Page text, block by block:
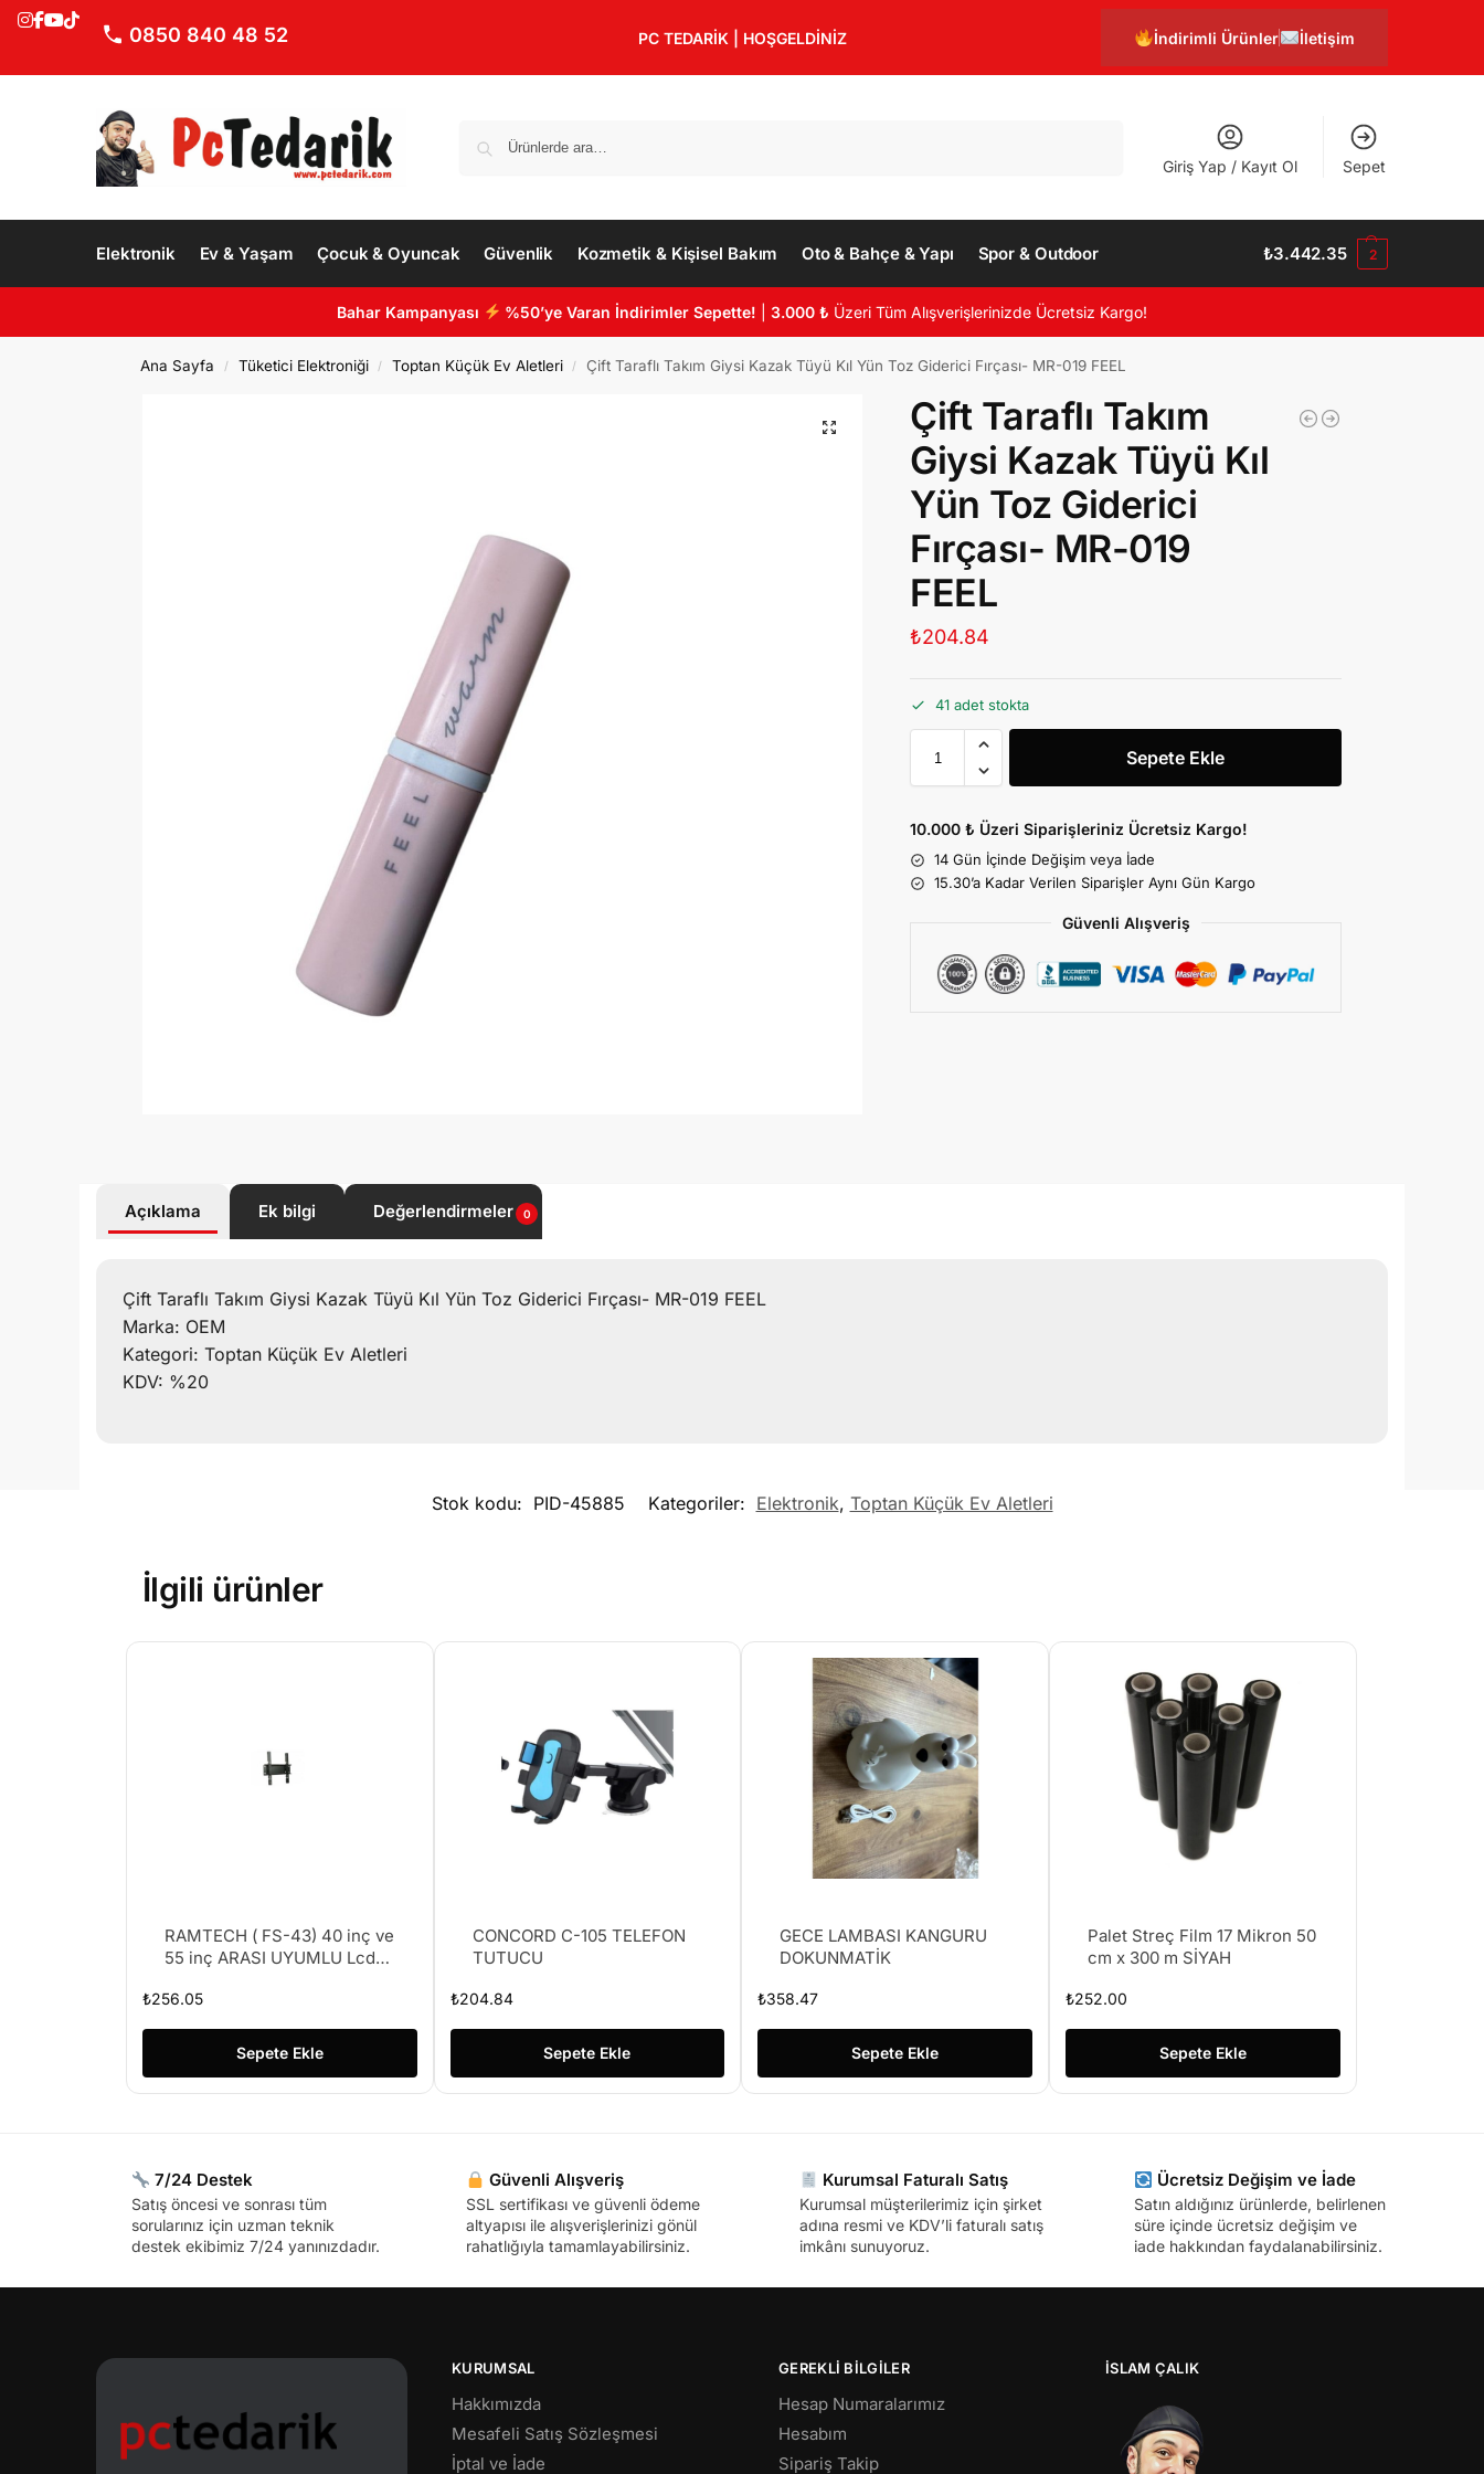
0850 840 48 52 PC TEDARİK | HOŞGELDİNİZ İndirimli Ürünler İletişim
Giriş Yap / Kayıt Ol Sepet
Elektronik Ev & Yaşam Çocuk & Oyuncak Güvenlik Kozmetik & Kişisel Bakım Oto & Bahçe & Yapı Spor & Outdoor ₺3.442.35 2
Bahar Kampanyası %50’ye Varan İndirimler Sepette! |3.000 ₺ Üzeri Tüm Alışverişlerinizde Ücretsiz Kargo!
Ana Sayfa / Tüketici Elektroniği / Toptan Küçük Ev Aletleri / Çift Taraflı Takım Giysi Kazak Tüyü Kıl Yün Toz Giderici Fırçası- MR-019 FEEL
Çift Taraflı Takım
Giysi Kazak Tüyü Kıl
Yün Toz Giderici
Fırçası- MR-019
FEEL
₺204.84
41 adet stokta
Sepete Ekle
10.000 ₺ Üzeri Siparişleriniz Ücretsiz Kargo!
14 Gün İçinde Değişim veya İade
15.30’a Kadar Verilen Siparişler Aynı Gün Kargo
Güvenli Alışveriş
Açıklama Ek bilgi Değerlendirmeler 0
Çift Taraflı Takım Giysi Kazak Tüyü Kıl Yün Toz Giderici Fırçası- MR-019 FEEL
Marka: OEM
Kategori: Toptan Küçük Ev Aletleri
KDV: %20
Stok kodu: PID-45885 Kategoriler: Elektronik, Toptan Küçük Ev Aletleri
İlgili ürünler
RAMTECH ( FS-43) 40 inç ve
55 inç ARASI UYUMLU Lcd
₺256.05
Sepete Ekle
CONCORD C-105 TELEFON
TUTUCU
₺204.84
Sepete Ekle
GECE LAMBASI KANGURU
DOKUNMATİK
₺358.47
Sepete Ekle
Palet Streç Film 17 Mikron 50
cm x 300 m SİYAH
₺252.00
Sepete Ekle
7/24 Destek
Satış öncesi ve sonrası tüm
sorularınız için uzman teknik
destek ekibimiz 7/24 yanınızdadır.
Güvenli Alışveriş
SSL sertifikası ve güvenli ödeme
altyapısı ile alışverişlerinizi gönül
rahatlığıyla tamamlayabilirsiniz.
Kurumsal Faturalı Satış
Kurumsal müşterilerimiz için şirket
adına resmi ve KDV’li faturalı satış
imkânı sunuyoruz.
Ücretsiz Değişim ve İade
Satın aldığınız ürünlerde, belirlenen
süre içinde ücretsiz değişim ve
iade hakkından faydalanabilirsiniz.
KURUMSAL
Hakkımızda
Mesafeli Satış Sözleşmesi
İptal ve İade
GEREKLİ BİLGİLER
Hesap Numaralarımız
Hesabım
Sipariş Takip
İSLAM ÇALIK